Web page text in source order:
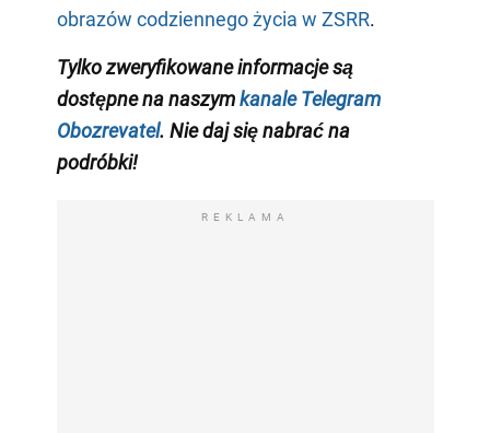
obrazów codziennego życia w ZSRR.
Tylko zweryfikowane informacje są
dostępne na naszymkanale Telegram
Obozrevatel. Nie daj się nabrać na
podróbki!
REKLAMA